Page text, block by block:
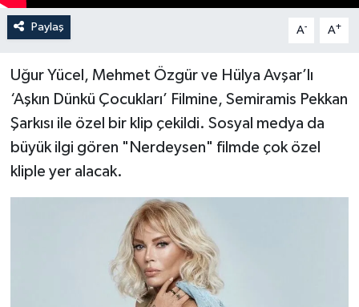
Paylaş A- A+
Uğur Yücel, Mehmet Özgür ve Hülya Avşar’lı
‘Aşkın Dünkü Çocukları’ Filmine, Semiramis Pekkan
Şarkısı ile özel bir klip çekildi. Sosyal medya da
büyük ilgi gören "Nerdeysen" filmde çok özel
kliple yer alacak.